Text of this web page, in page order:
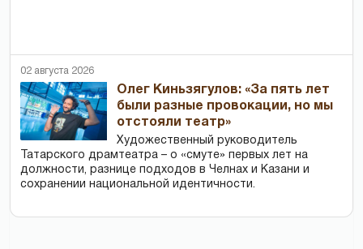
02 августа 2026
Олег Киньзягулов: «За пять лет
были разные провокации, но мы
отстояли театр»
Художественный руководитель
Татарского драмтеатра – о «смуте» первых лет на
должности, разнице подходов в Челнах и Казани и
сохранении национальной идентичности.